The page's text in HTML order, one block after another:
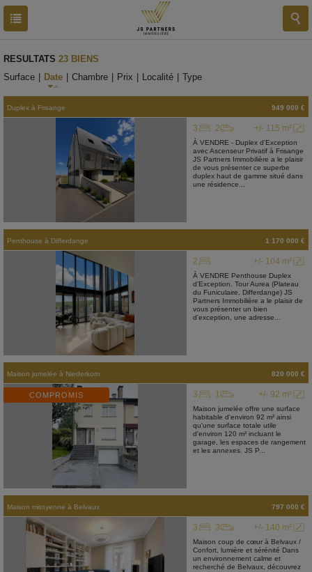
RESULTATS 23 BIENS
Surface
Date Chambre Prix Localité Type
Duplex à Frisange 949 000 €
+/- 115 m²
3 2
À VENDRE - Duplex d'Exception
avec Ascenseur Privatif à Frisange
JS Partners Immobilière a le plaisir
de vous présenter ce superbe
duplex haut de gamme situé dans
une résidence...
Penthouse à Differdange 1 170 000 €
+/- 104 m²
2
À VENDRE Penthouse Duplex
d'Exception. Tour Aurea (Plateau
du Funiculaire, Differdange) JS
Partners Immobilière a le plaisir de
vous présenter un bien
d'exception, une adresse...
Maison jumelée à Niederkorn 820 000 €
COMPROMIS +/- 92 m²
3 1
Maison jumelée offre une surface
habitable d'environ 92 m² ainsi
qu'une surface totale utile
d'environ 120 m² incluant le
garage, les espaces de rangement
et les annexes. JS P...
Maison mitoyenne à Belvaux 797 000 €
+/- 140 m²
3 3
Maison coup de cœur à Belvaux /
Confort, lumière et sérénité Dans
un environnement calme et
recherché de Belvaux, découvrez